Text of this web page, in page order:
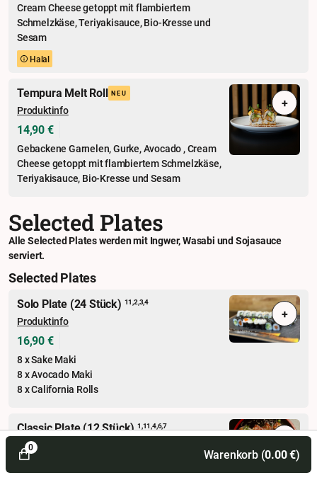
Cream Cheese getoppt mit flambiertem
Schmelzkäse, Teriyakisauce, Bio-Kresse und
Sesam
Halal
Tempura Melt Roll NEU
Produktinfo
14,90 €
Gebackene Garnelen, Gurke, Avocado , Cream
Cheese getoppt mit flambiertem Schmelzkäse,
Teriyakisauce, Bio-Kresse und Sesam
+
Selected Plates
Alle Selected Plates werden mit Ingwer, Wasabi und Sojasauce
serviert.
Selected Plates
Solo Plate (24 Stück) 11,2,3,4
Produktinfo
16,90 €
8 x Sake Maki
8 x Avocado Maki
8 x California Rolls
+
Classic Plate (12 Stück)1,11,4,6,7
Produktinfo
15,90 €
+
0 Warenkorb (0.00€)